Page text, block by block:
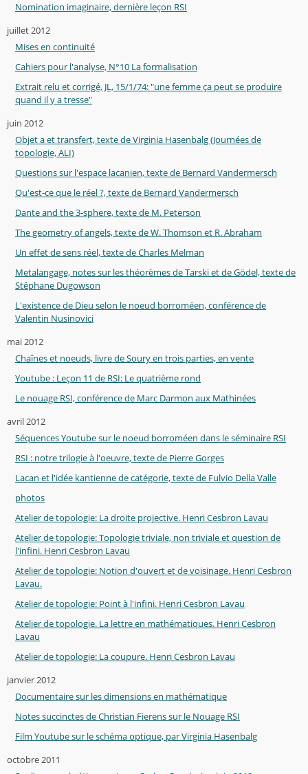
Nomination imaginaire, dernière leçon RSI
juillet 2012
Mises en continuité
Cahiers pour l'analyse, N°10 La formalisation
Extrait relu et corrigé, JL, 15/1/74: "une femme ça peut se produire
quand il y a tresse"
juin 2012
Objet a et transfert, texte de Virginia Hasenbalg (Journées de
topologie, ALI)
Questions sur l'espace lacanien, texte de Bernard Vandermersch
Qu'est-ce que le réel ?, texte de Bernard Vandermersch
Dante and the 3-sphere, texte de M. Peterson
The geometry of angels, texte de W. Thomson et R. Abraham
Un effet de sens réel, texte de Charles Melman
Metalangage, notes sur les théorèmes de Tarski et de Gödel, texte de
Stéphane Dugowson
L'existence de Dieu selon le noeud borroméen, conférence de
Valentin Nusinovici
mai 2012
Chaînes et noeuds, livre de Soury en trois parties, en vente
Youtube : Leçon 11 de RSI: Le quatrième rond
Le nouage RSI, conférence de Marc Darmon aux Mathinées
avril 2012
Séquences Youtube sur le noeud borroméen dans le séminaire RSI
RSI : notre trilogie à l'oeuvre, texte de Pierre Gorges
Lacan et l'idée kantienne de catégorie, texte de Fulvio Della Valle
photos
Atelier de topologie: La droite projective. Henri Cesbron Lavau
Atelier de topologie: Topologie triviale, non triviale et question de
l'infini. Henri Cesbron Lavau
Atelier de topologie: Notion d'ouvert et de voisinage. Henri Cesbron
Lavau.
Atelier de topologie: Point à l'infini. Henri Cesbron Lavau
Atelier de topologie. La lettre en mathématiques. Henri Cesbron
Lavau
Atelier de topologie: La coupure. Henri Cesbron Lavau
janvier 2012
Documentaire sur les dimensions en mathématique
Notes succinctes de Christian Fierens sur le Nouage RSI
Film Youtube sur le schéma optique, par Virginia Hasenbalg
octobre 2011